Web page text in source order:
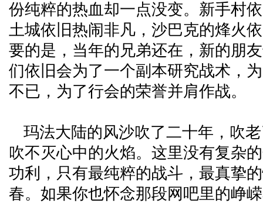
份纯粹的热血却一点没变。新手村
土城依旧热闹非凡，沙巴克的烽火
要的是，当年的兄弟还在，新的朋
们依旧会为了一个副本研究战术，
不已，为了行会的荣誉并肩作战。
玛法大陆的风沙吹了二十年，吹
吹不灭心中的火焰。这里没有复杂
功利，只有最纯粹的战斗，最真挚
春。如果你也怀念那段网吧里的峥